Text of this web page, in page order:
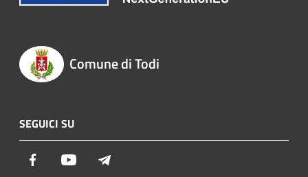
Comune di Todi
SEGUICI SU
Facebook Youtube